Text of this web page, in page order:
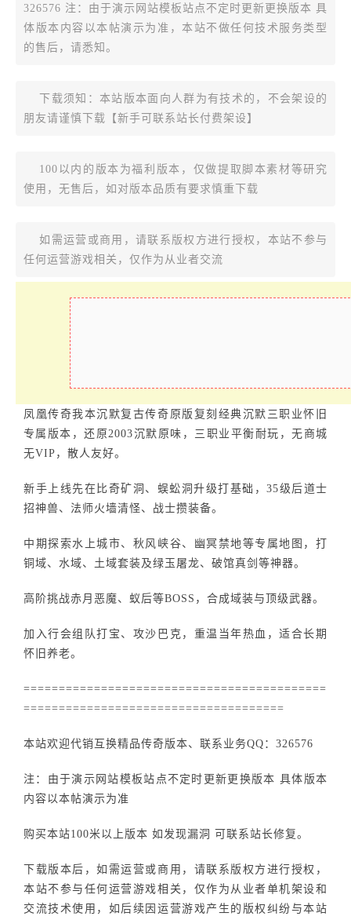
326576 注：由于演示网站模板站点不定时更新更换版本 具
体版本内容以本帖演示为准，本站不做任何技术服务类型
的售后，请悉知。
下载须知：本站版本面向人群为有技术的，不会架设的
朋友请谨慎下载【新手可联系站长付费架设】
100以内的版本为福利版本，仅做提取脚本素材等研究
使用，无售后，如对版本品质有要求慎重下载
如需运营或商用，请联系版权方进行授权，本站不参与
任何运营游戏相关，仅作为从业者交流
凤凰传奇我本沉默复古传奇原版复刻经典沉默三职业怀旧
专属版本，还原2003沉默原味，三职业平衡耐玩，无商城
无VIP，散人友好。
新手上线先在比奇矿洞、蜈蚣洞升级打基础，35级后道士
招神兽、法师火墙清怪、战士攒装备。
中期探索水上城市、秋风峡谷、幽冥禁地等专属地图，打
铜域、水域、土域套装及绿玉屠龙、破馆真剑等神器。
高阶挑战赤月恶魔、蚁后等BOSS，合成域装与顶级武器。
加入行会组队打宝、攻沙巴克，重温当年热血，适合长期
怀旧养老。
===========================================
=====================================
本站欢迎代销互换精品传奇版本、联系业务QQ：326576
注：由于演示网站模板站点不定时更新更换版本 具体版本
内容以本帖演示为准
购买本站100米以上版本 如发现漏洞 可联系站长修复。
下载版本后，如需运营或商用，请联系版权方进行授权，
本站不参与任何运营游戏相关，仅作为从业者单机架设和
交流技术使用，如后续因运营游戏产生的版权纠纷与本站